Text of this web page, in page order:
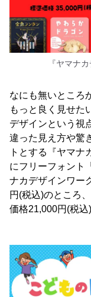
『ヤマナ
なにも無いところ
もっと良く見せた
デザインという視
違った見え方や驚
トとする『ヤマナ
にフリーフォント
ナカデザインワー
円(税込)のところ
価格21,000円(税込